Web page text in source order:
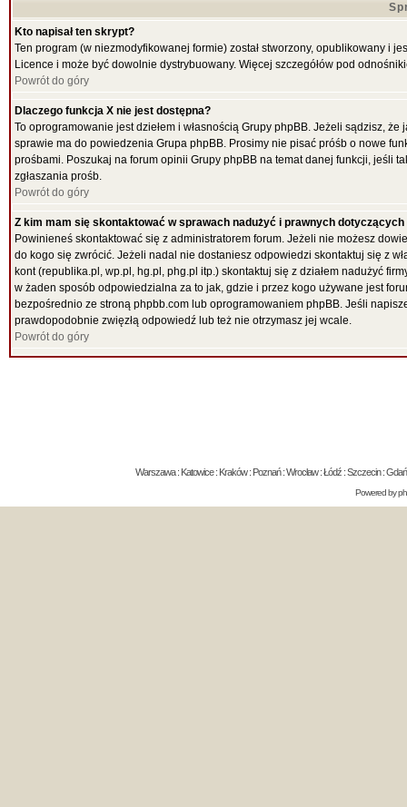
Kto napisał ten skrypt?
Ten program (w niezmodyfikowanej formie) został stworzony, opublikowany i
Licence i może być dowolnie dystrybuowany. Więcej szczegółów pod
Powrót do góry
Dlaczego funkcja X nie jest dostępna?
To oprogramowanie jest dziełem i własnością Grupy phpBB. Jeżeli sądzisz,
sprawie ma do powiedzenia Grupa phpBB. Prosimy nie pisać próśb o nowe
prośbami. Poszukaj na forum opinii Grupy phpBB na temat danej funkcji, jeśli
zgłaszania prośb.
Powrót do góry
Z kim mam się skontaktować w sprawach nadużyć i prawnych
Powinieneś skontaktować się z administratorem forum. Jeżeli nie możesz
do kogo się zwrócić. Jeżeli nadal nie dostaniesz odpowiedzi skontaktuj się z
kont (republika.pl, wp.pl, hg.pl, phg.pl itp.) skontaktuj się z działem nadużyć
w żaden sposób odpowiedzialna za to jak, gdzie i przez kogo używane jest
bezpośrednio ze stroną phpbb.com lub oprogramowaniem phpBB. Jeśli
prawdopodobnie zwięzłą odpowiedź lub też nie otrzymasz jej wcale.
Powrót do góry
Warszawa : Katowice : Kraków : Poznań : Wrocław : Łódź : Szczecin :
Powered by